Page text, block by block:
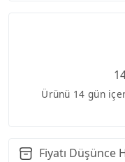
Ürünü 14 gün
Fiyatı Düşünce